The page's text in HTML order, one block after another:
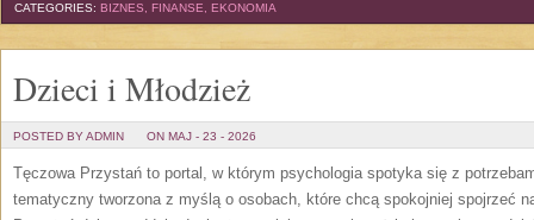
CATEGORIES: BIZNES, FINANSE, EKONOMIA
Dzieci i Młodzież
POSTED BY ADMIN ON MAJ - 23 - 2026
Tęczowa Przystań to portal, w którym psychologia spotyka się z
tematyczny tworzona z myślą o osobach, które chcą spokojniej spojrzeć